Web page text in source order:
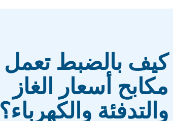
كيف بالضبط تعمل
مكابح أسعار الغاز
والتدفئة والكهرباء؟